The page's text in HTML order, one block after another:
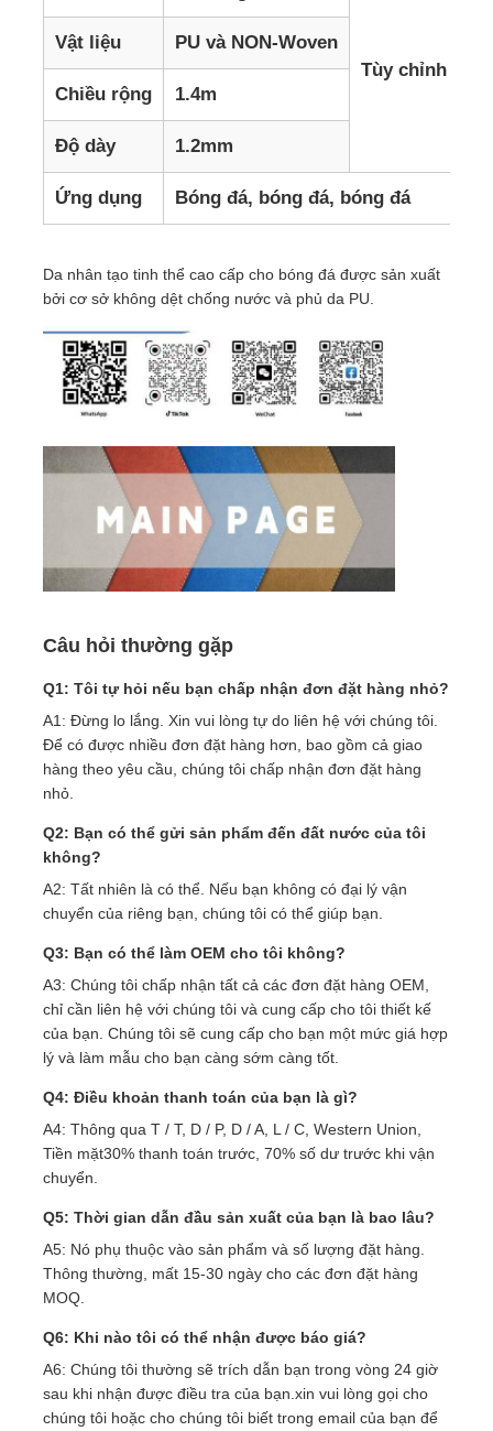
Tùy chỉnh
Vật liệu PU và NON-Woven
Chiều rộng 1.4m
Độ dày 1.2mm
Ứng dụng Bóng đá, bóng đá, bóng đá
Da nhân tạo tinh thể cao cấp cho bóng đá được sản xuất
bởi cơ sở không dệt chống nước và phủ da PU.
Câu hỏi thường gặp
Q1: Tôi tự hỏi nếu bạn chấp nhận đơn đặt hàng nhỏ?
A1: Đừng lo lắng. Xin vui lòng tự do liên hệ với chúng tôi.
Để có được nhiều đơn đặt hàng hơn, bao gồm cả giao
hàng theo yêu cầu, chúng tôi chấp nhận đơn đặt hàng
nhỏ.
Q2: Bạn có thể gửi sản phẩm đến đất nước của tôi
không?
A2: Tất nhiên là có thể. Nếu bạn không có đại lý vận
chuyển của riêng bạn, chúng tôi có thể giúp bạn.
Q3: Bạn có thể làm OEM cho tôi không?
A3: Chúng tôi chấp nhận tất cả các đơn đặt hàng OEM,
chỉ cần liên hệ với chúng tôi và cung cấp cho tôi thiết kế
của bạn. Chúng tôi sẽ cung cấp cho bạn một mức giá hợp
lý và làm mẫu cho bạn càng sớm càng tốt.
Q4: Điều khoản thanh toán của bạn là gì?
A4: Thông qua T / T, D / P, D / A, L / C, Western Union,
Tiền mặt30% thanh toán trước, 70% số dư trước khi vận
chuyển.
Q5: Thời gian dẫn đầu sản xuất của bạn là bao lâu?
A5: Nó phụ thuộc vào sản phẩm và số lượng đặt hàng.
Thông thường, mất 15-30 ngày cho các đơn đặt hàng
MOQ.
Q6: Khi nào tôi có thể nhận được báo giá?
A6: Chúng tôi thường sẽ trích dẫn bạn trong vòng 24 giờ
sau khi nhận được điều tra của bạn.xin vui lòng gọi cho
chúng tôi hoặc cho chúng tôi biết trong email của bạn để